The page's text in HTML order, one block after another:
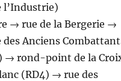
l’Industrie)
→ rue de la Bergerie →
Anciens
→ rond-point de la
(RD4) → rue des